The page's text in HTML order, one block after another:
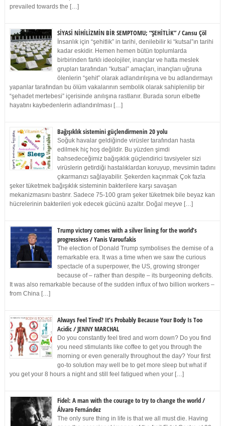
prevailed towards the […]
SİYASİ NİHİLİZMİN BİR SEMPTOMU; “ŞEHİTLİK” / Cansu Çöl
İnsanlık için “şehitlik” in tarihi, denilebilir ki “kutsal”ın tarihi
kadar eskidir. Hemen hemen bütün toplumlarda
birbirinden farklı ideolojiler, inançlar ve hatta meslek
grupları tarafından “kutsal” amaçları, inançları uğruna
ölenlerin “şehit” olarak adlandırılışına ve bu adlandırmayı
yapanlar tarafından bu ölüm vakalarının sembolik olarak sahiplenilip bir
“şehadet mertebesi” içerisinde anılışına rastlanır. Burada sorun elbette
hayatını kaybedenlerin adlandırılması […]
Bağışıklık sistemini güçlendirmenin 20 yolu
Soğuk havalar geldiğinde virüsler tarafından hasta
edilmek hiç hoş değildir. Bu yüzden şimdi
bahsedeceğimiz bağışıklık güçlendirici tavsiyeler sizi
virüslerin getirdiği hastalıklardan koruyup, mevsimin tadını
çıkarmanızı sağlayabilir. Şekerden kaçınmak Çok fazla
şeker tüketmek bağışıklık sisteminin bakterilere karşı savaşan
mekanizmasını bastırır. Sadece 75-100 gram şeker tüketmek bile beyaz kan
hücrelerinin bakterileri yok edecek gücünü azaltır. Doğal meyve […]
Trump victory comes with a silver lining for the world’s
progressives / Yanis Varoufakis
The election of Donald Trump symbolises the demise of a
remarkable era. It was a time when we saw the curious
spectacle of a superpower, the US, growing stronger
because of – rather than despite – its burgeoning deficits.
It was also remarkable because of the sudden influx of two billion workers –
from China […]
Always Feel Tired? It’s Probably Because Your Body Is Too
Acidic / JENNY MARCHAL
Do you constantly feel tired and worn down? Do you find
you need stimulants like coffee to get you through the
morning or even generally throughout the day? Your first
go-to solution may well be to get more sleep but what if
you get your 8 hours a night and still feel fatigued when your […]
Fidel: A man with the courage to try to change the world /
Álvaro Fernández
The only sure thing in life is that we all must die. Having